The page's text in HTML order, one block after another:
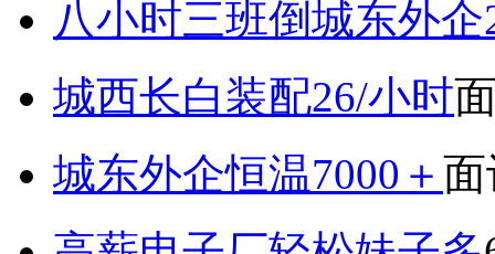
八小时三班倒城东外企
城西长白装配26/小时
城东外企恒温7000＋